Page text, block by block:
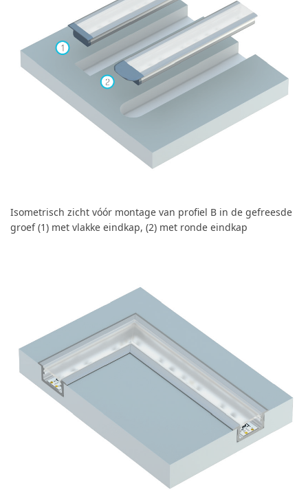
Isometrisch zicht vóór montage van profiel B in de gefreesde
groef (1) met vlakke eindkap, (2) met ronde eindkap